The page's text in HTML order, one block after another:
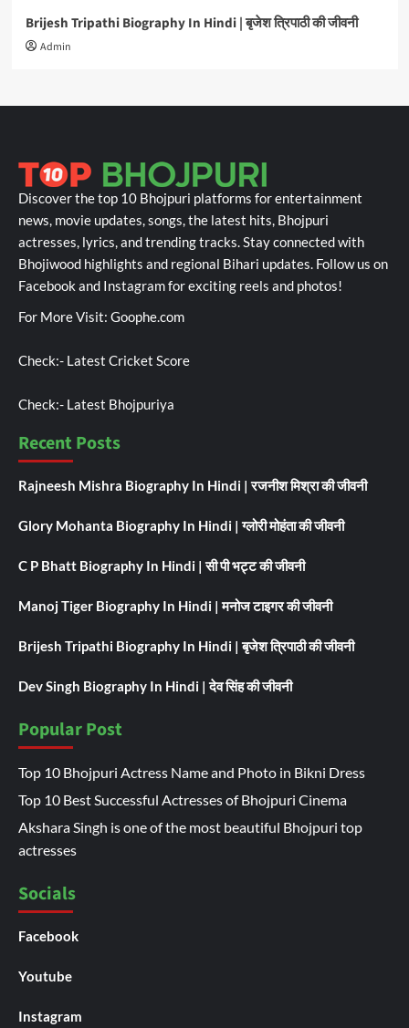
Brijesh Tripathi Biography In Hindi | बृजेश त्रिपाठी की जीवनी
Admin
Discover the top 10 Bhojpuri platforms for entertainment
news, movie updates, songs, the latest hits, Bhojpuri
actresses, lyrics, and trending tracks. Stay connected with
Bhojiwood highlights and regional Bihari updates. Follow us on
Facebook and Instagram for exciting reels and photos!
For More Visit: Goophe.com
Check:- Latest Cricket Score
Check:- Latest Bhojpuriya
Recent Posts
Rajneesh Mishra Biography In Hindi | रजनीश मिश्रा की जीवनी
Glory Mohanta Biography In Hindi | ग्लोरी मोहंता की जीवनी
C P Bhatt Biography In Hindi | सी पी भट्ट की जीवनी
Manoj Tiger Biography In Hindi | मनोज टाइगर की जीवनी
Brijesh Tripathi Biography In Hindi | बृजेश त्रिपाठी की जीवनी
Dev Singh Biography In Hindi | देव सिंह की जीवनी
Popular Post
Top 10 Bhojpuri Actress Name and Photo in Bikni Dress
Top 10 Best Successful Actresses of Bhojpuri Cinema
Akshara Singh is one of the most beautiful Bhojpuri top
actresses
Socials
Facebook
Youtube
Instagram